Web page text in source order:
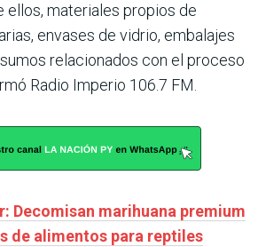
ellos, materiales propios de
envases de vidrio, embalajes
relacionados con el proceso
Radio Imperio 106.7 FM.
Decomisan marihuana premium
de alimentos para reptiles